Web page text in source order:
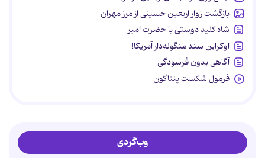
بازگشت زوار اربعین حسینی از مرز مهران
شاه کلید دوستی با حضرت امیر
اوکراین سند منگوله‌دار آمریکا!
آگاهی بدون فرسودگی
فرمول شکست پنتاگون
وب‌گردی